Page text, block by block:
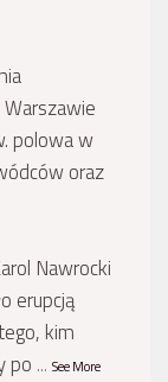
polowa w
oraz
Nawrocki
erupcją
kim
po ... See More